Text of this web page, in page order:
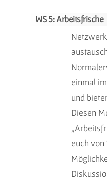
WS 5: Arbeitsfrische
einmal
und
Diesen
euch von